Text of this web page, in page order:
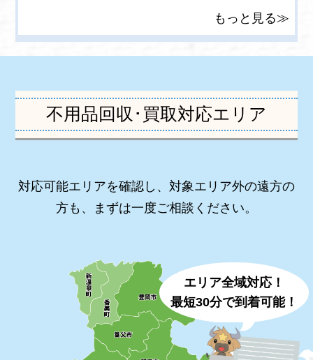
もっと見る≫
不用品回収･買取対応エリア
対応可能エリアを確認し、対象エリア外の遠方の
方も、まずは一度ご相談ください。
エリア全域対応！
最短30分で到着可能！